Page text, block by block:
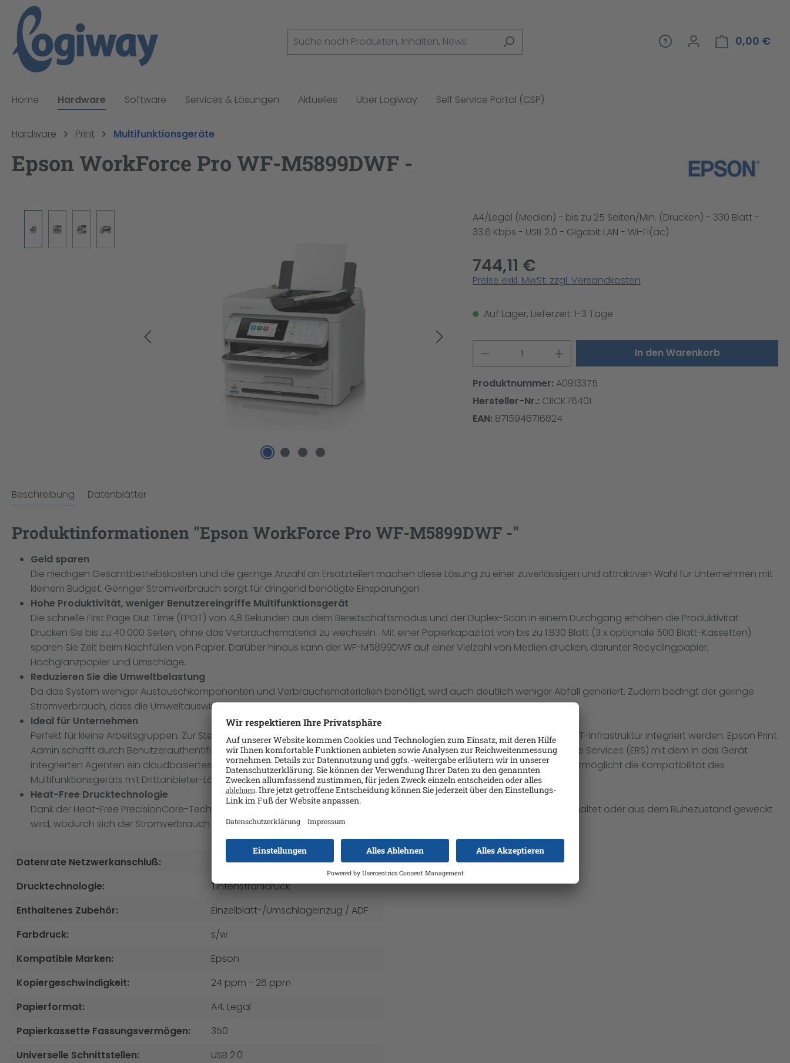
0,00 €
Home Hardware Software Services & Lösungen Aktuelles Über Logiway Self Service Portal (CSP)
Hardware Print Multifunktionsgeräte
Epson WorkForce Pro WF-M5899DWF -
A4/Legal (Medien) - bis zu 25 Seiten/Min. (Drucken) - 330 Blatt -
33.6 Kbps - USB 2.0 - Gigabit LAN - Wi-Fi(ac)
744,11 €
Preise exkl. MwSt. zzgl. Versandkosten
Auf Lager, Lieferzeit: 1-3 Tage
Produkt Anzahl: Gib den gewünschten
In den Warenkorb
Produktnummer: A0913375
Hersteller-Nr.: C11CK76401
EAN: 8715946716824
Beschreibung Datenblätter
Produktinformationen "Epson WorkForce Pro WF-M5899DWF -"
Geld sparen
Die niedrigen Gesamtbetriebskosten und die geringe Anzahl an Ersatzteilen machen diese Lösung zu einer zuverlässigen und attraktiven Wahl für Unternehmen mit
kleinem Budget. Geringer Stromverbrauch sorgt für dringend benötigte Einsparungen .
Hohe Produktivität, weniger Benutzereingriffe Multifunktionsgerät
Die schnelle First Page Out Time (FPOT) von 4,8 Sekunden aus dem Bereitschaftsmodus und der Duplex-Scan in einem Durchgang erhöhen die Produktivität .
Drucken Sie bis zu 40.000 Seiten, ohne das Verbrauchsmaterial zu wechseln . Mit einer Papierkapazität von bis zu 1.830 Blatt (3 x optionale 500 Blatt-Kassetten)
sparen Sie Zeit beim Nachfüllen von Papier. Darüber hinaus kann der WF-M5899DWF auf einer Vielzahl von Medien drucken, darunter Recyclingpapier,
Hochglanzpapier und Umschläge.
Reduzieren Sie die Umweltbelastung
Da das System weniger Austauschkomponenten und Verbrauchsmaterialien benötigt, wird auch deutlich weniger Abfall generiert. Zudem bedingt der geringe
Stromverbrauch, dass die Umweltauswirkungen beim Drucken deutlich reduziert werden .
Ideal für Unternehmen
Perfekt für kleine Arbeitsgruppen. Zur Steigerung der Effizienz kann eine Vielzahl an Softwarelösungen in die bestehende IT-Infrastruktur integriert werden. Epson Print
Admin schafft durch Benutzerauthentifizierung eine sichere Druck-, Scan- und Kopierumgebung, während Epson Remote Services (ERS) mit dem in das Gerät
integrierten Agenten ein cloudbasiertes Geräteüberwachungs- und Managementsystem bietet. Epson Open Platform ermöglicht die Kompatibilität des
Multifunktionsgeräts mit Drittanbieter-Lösungspartnern wie PaperCut, MyQ, Y Soft und mehr.
Heat-Free Drucktechnologie
Dank der Heat-Free PrecisionCore-Technologie von Epson benötigt das Gerät keine Aufwärmzeit, nachdem es eingeschaltet oder aus dem Ruhezustand geweckt
wird, wodurch sich der Stromverbrauch deutlich reduziert.
Datenrate Netzwerkanschluß:
ab 1.000 Mbps
Drucktechnologie:
Tintenstrahldruck
Enthaltenes Zubehör:
Einzelblatt-/Umschlageinzug / ADF
Farbdruck:
s/w
Kompatible Marken:
Epson
Kopiergeschwindigkeit:
24 ppm - 26 ppm
Papierformat:
A4, Legal
Papierkassette Fassungsvermögen:
350
Universelle Schnittstellen:
USB 2.0